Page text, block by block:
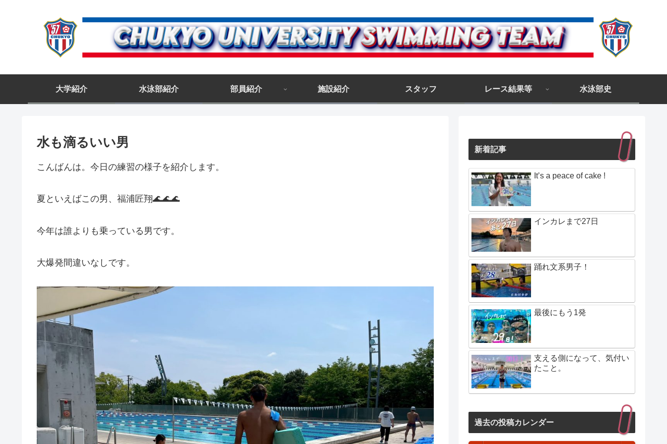
大学紹介 水泳部紹介 部員紹介 施設紹介 スタッフ レース結果等 水泳部史
水も滴るいい男
こんばんは。今日の練習の様子を紹介します。
夏といえばこの男、福浦匠翔🌊🌊🌊
今年は誰よりも乗っている男です。
大爆発間違いなしです。
新着記事
It’s a peace of cake !
インカレまで27日
踊れ文系男子！
最後にもう1発
支える側になって、気付い
たこと。
過去の投稿カレンダー